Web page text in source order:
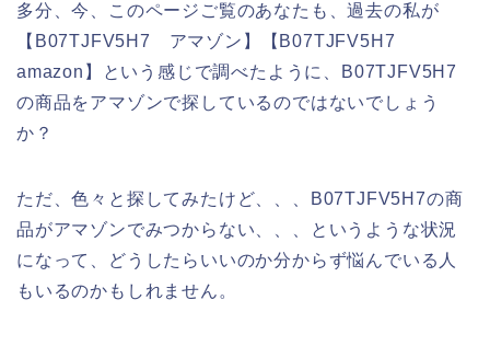
多分、今、このページご覧のあなたも、過去の私が
【B07TJFV5H7 アマゾン】【B07TJFV5H7
amazon】という感じで調べたように、B07TJFV5H7
の商品をアマゾンで探しているのではないでしょう
か？
ただ、色々と探してみたけど、、、B07TJFV5H7の商
品がアマゾンでみつからない、、、というような状況
になって、どうしたらいいのか分からず悩んでいる人
もいるのかもしれません。